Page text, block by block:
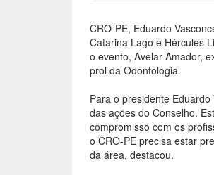
CRO-PE, Eduardo
Catarina Lago e Hércules
o evento, Avelar Amador,
prol da Odontologia.
Para o presidente
das ações do Conselho.
compromisso com os
o CRO-PE precisa estar
da área, destacou.